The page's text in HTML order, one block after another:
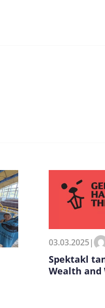
03.03.2025|
Spektakl
Wealth and